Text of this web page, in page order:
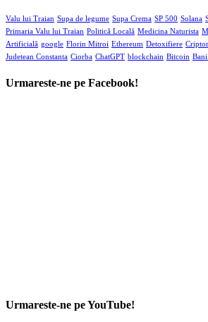
Valu lui Traian Supa de legume Supa Crema SP 500 Solana
Primaria Valu lui Traian Politică Locală Medicina Naturista
Artificială google Florin Mitroi Ethereum Detoxifiere
Judetean Constanta Ciorba ChatGPT blockchain Bitcoin
Urmareste-ne pe Facebook!
Urmareste-ne pe YouTube!